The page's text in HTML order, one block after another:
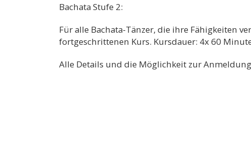
Bachata Stufe 2:
Für alle Bachata-Tänzer, die ihre Fähigkeiten
fortgeschrittenen Kurs. Kursdauer: 4x 60
Alle Details und die Möglichkeit zur